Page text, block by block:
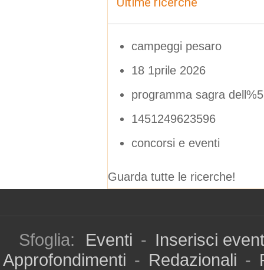
campeggi pesaro
18 1prile 2026
programma sagra
1451249623596
concorsi e eventi
Guarda tutte le ricerche!
Sfoglia: Eventi - Inserisci
Approfondimenti - Redazionali -